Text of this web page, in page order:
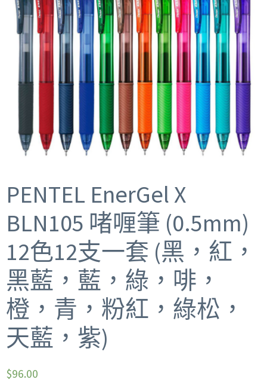
PENTEL EnerGel X
BLN105 啫喱筆 (0.5mm)
12色12支一套 (黑，紅，
黑藍，藍，綠，啡，
橙，青，粉紅，綠松，
天藍，紫)
$96.00